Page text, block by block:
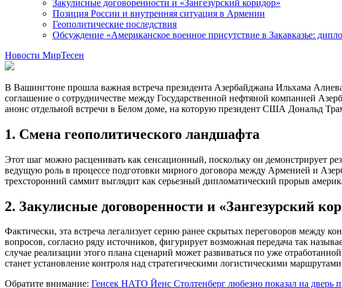
Закулисные договоренности и «Зангезурский коридор»
Позиция России и внутренняя ситуация в Армении
Геополитические последствия
Обсуждение «Американское военное присутствие в Закавказье:
Новости МирТесен
В Вашингтоне прошла важная встреча президента Азербайджана Ильхама
соглашение о сотрудничестве между Государственной нефтяной компанией
анонс отдельной встречи в Белом доме, на которую президент США Дональд
1. Смена геополитического ландшафта
Этот шаг можно расценивать как сенсационный, поскольку он демонстрирует
ведущую роль в процессе подготовки мирного договора между Арменией и
трехсторонний саммит выглядит как серьезный дипломатический прорыв
2. Закулисные договоренности и «Зангезурский
Фактически, эта встреча легализует серию ранее скрытых переговоров
вопросов, согласно ряду источников, фигурирует возможная передача так
случае реализации этого плана сценарий может развиваться по уже
станет установление контроля над стратегическими логистическими
Обратите внимание: Генсек НАТО Йенс Столтенберг любезно показал на дверь